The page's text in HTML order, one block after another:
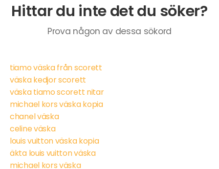
Hittar du inte det du söker?
Prova någon av dessa sökord
tiamo väska från scorett
väska kedjor scorett
väska tiamo scorett nitar
michael kors väska kopia
chanel väska
celine väska
louis vuitton väska kopia
äkta louis vuitton väska
michael kors väska